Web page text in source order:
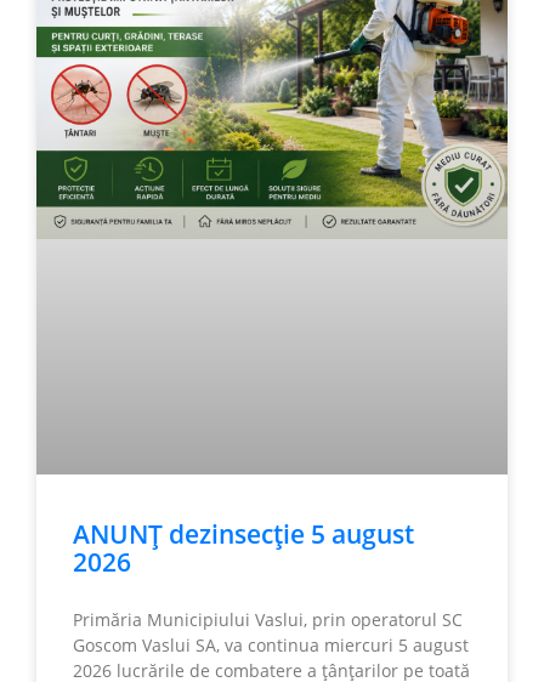
ANUNȚ dezinsecție 5 august
2026
Primăria Municipiului Vaslui, prin operatorul SC
Goscom Vaslui SA, va continua miercuri 5 august
2026 lucrările de combatere a țânțarilor pe toată